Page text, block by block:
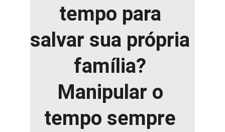
tempo para
salvar sua própria
família?
Manipular o
tempo sempre